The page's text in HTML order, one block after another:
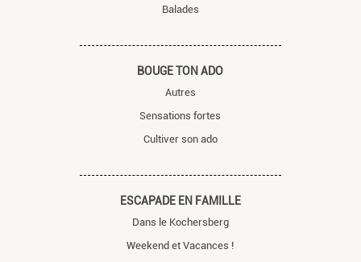
Balades
BOUGE TON ADO
Autres
Sensations fortes
Cultiver son ado
ESCAPADE EN FAMILLE
Dans le Kochersberg
Weekend et Vacances !